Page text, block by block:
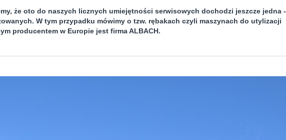
że oto do naszych licznych umiejętności serwisowych dochodzi jeszcze jedna -
W tym przypadku mówimy o tzw. rębakach czyli maszynach do utylizacji
producentem w Europie jest firma ALBACH.